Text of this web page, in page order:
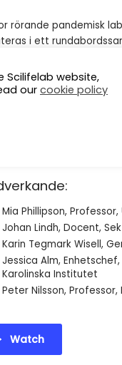
rörande pandemisk
i ett
SciLifeLab
av prover från
Mia Phillipson,
Johan Lindh, Docent,
Karin Tegmark Wisell,
Jessica Alm,
Karolinska Institutet
Peter Nilsson, Professor,
Watch
Scilifelab website,
our cookie policy